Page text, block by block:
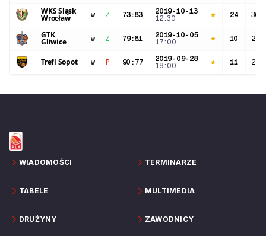
WKS Śląsk
Wrocław w Z 73:83
2019-10-13
12:30
24
GTK
Gliwice w Z 79:81
2019-10-05
17:00
10
Trefl Sopot w P 90 : 77
2019-09-28
18:00
11
WIADOMOŚCI TERMINARZE
TABELE MULTIMEDIA
DRUŻYNY ZAWODNICY